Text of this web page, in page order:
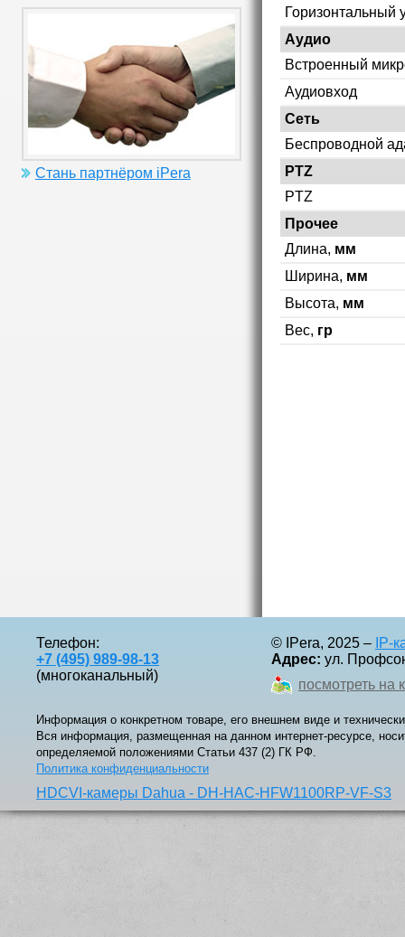
Стань партнёром iPera
Горизонтальный
Аудио
Встроенный
Аудиовход
Сеть
Беспроводной
PTZ
PTZ
Прочее
Длина, мм
Ширина, мм
Высота, мм
Вес, гр
Телефон:
+7 (495) 989-98-13
(многоканальный)
© IPera, 2025 – IP-
Адрес: ул.
посмотреть на
Информация о конкретном товаре, его внешнем виде и
Вся информация, размещенная на данном интернет-ресурсе,
определяемой положениями Статьи 437 (2) ГК РФ.
Политика конфиденциальности
HDCVI-камеры Dahua - DH-HAC-HFW1100RP-VF-S3